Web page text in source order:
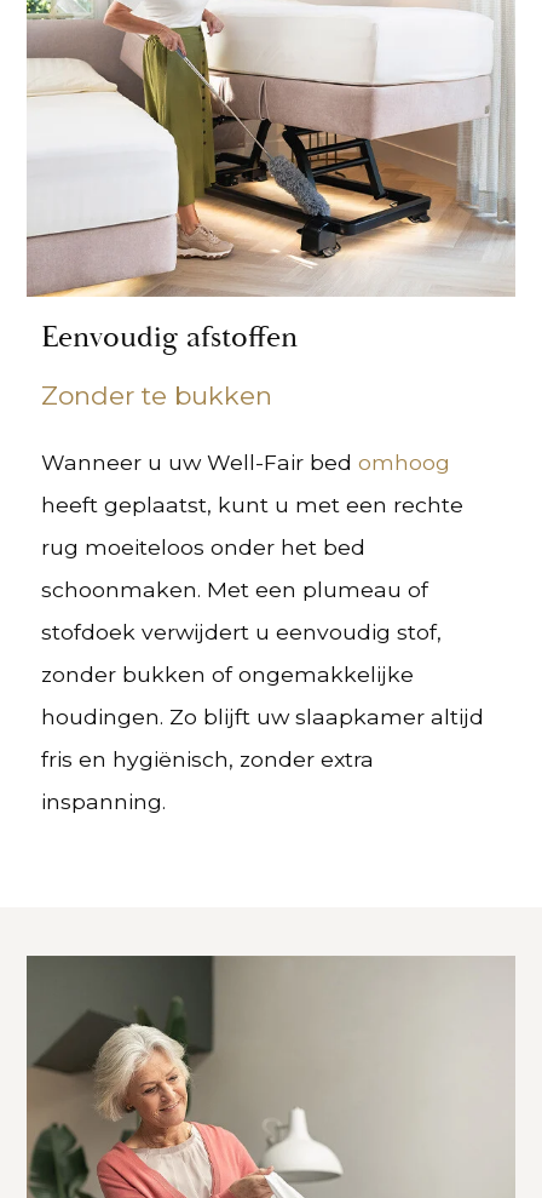
Eenvoudig afstoffen
Zonder te bukken
Wanneer u uw Well-Fair bedomhoog
heeft geplaatst, kunt u met een rechte
rug moeiteloos onder het bed
schoonmaken. Met een plumeau of
stofdoek verwijdert u eenvoudig stof,
zonder bukken of ongemakkelijke
houdingen. Zo blijft uw slaapkamer altijd
fris en hygiënisch, zonder extra
inspanning.